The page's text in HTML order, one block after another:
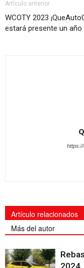
Artículo anterior
WCOTY 2023
estará presente un año
Artículo relacionados
Más del autor